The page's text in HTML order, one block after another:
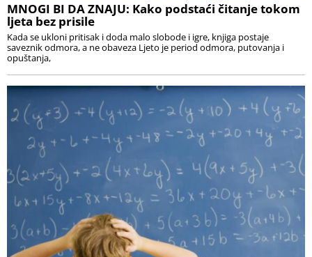
MNOGI BI DA ZNAJU: Kako podstaći čitanje tokom
ljeta bez prisile
Kada se ukloni pritisak i doda malo slobode i igre, knjiga postaje
saveznik odmora, a ne obaveza Ljeto je period odmora, putovanja i
opuštanja,